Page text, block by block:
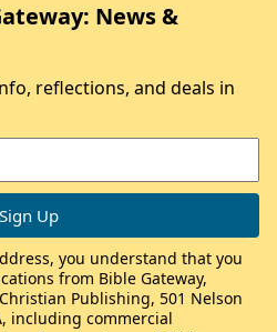
News &
reflections, and deals in
you understand that you
from Bible Gateway,
Publishing, 501 Nelson
including commercial